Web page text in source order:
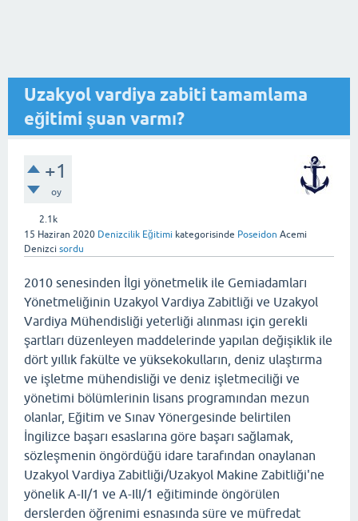
Uzakyol vardiya zabiti tamamlama
eğitimi şuan varmı?
+1
oy
2.1k
15 Haziran 2020 Denizcilik Eğitimi kategorisinde Poseidon Acemi
Denizci sordu
2010 senesinden İlgi yönetmelik ile Gemiadamları
Yönetmeliğinin Uzakyol Vardiya Zabitliği ve Uzakyol
Vardiya Mühendisliği yeterliği alınması için gerekli
şartları düzenleyen maddelerinde yapılan değişiklik ile
dört yıllık fakülte ve yüksekokulların, deniz ulaştırma
ve işletme mühendisliği ve deniz işletmeciliği ve
yönetimi bölümlerinin lisans programından mezun
olanlar, Eğitim ve Sınav Yönergesinde belirtilen
İngilizce başarı esaslarına göre başarı sağlamak,
sözleşmenin öngördüğü idare tarafından onaylanan
Uzakyol Vardiya Zabitliği/Uzakyol Makine Zabitliği'ne
yönelik A-II/1 ve A-IlI/1 eğitiminde öngörülen
derslerden öğrenimi esnasında süre ve müfredat